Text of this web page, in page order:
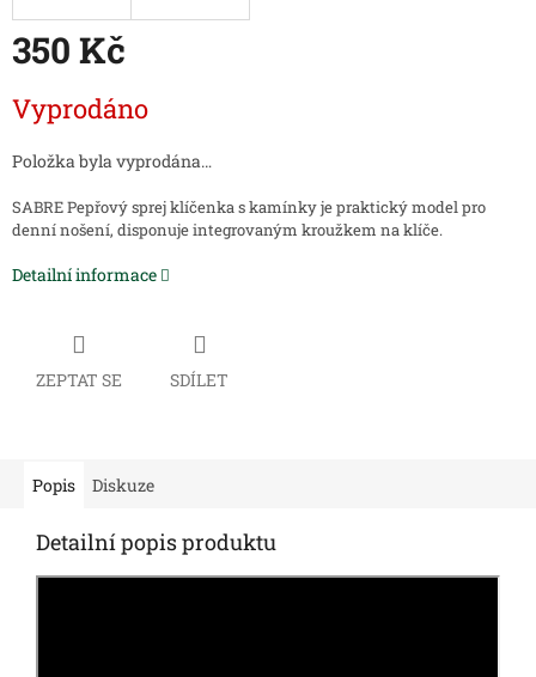
350 Kč
cena:
Vyprodáno
Položka byla vyprodána…
SABRE Pepřový sprej klíčenka s kamínky je praktický model pro
denní nošení, disponuje integrovaným kroužkem na klíče.
Detailní informace
ZEPTAT SE SDÍLET
Popis Diskuze
Detailní popis produktu